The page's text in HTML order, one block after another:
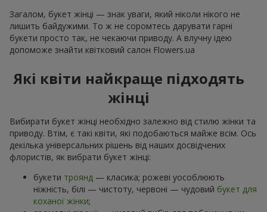
Загалом, букет жінці — знак уваги, який ніколи нікого не
лишить байдужими. То ж не соромтесь дарувати гарні
букети просто так, не чекаючи приводу. А влучну ідею
допоможе знайти квітковий салон Flowers.ua
Які квіти найкраще підходять
жінці
Вибирати букет жінці необхідно залежно від стилю жінки та
приводу. Втім, є такі квіти, які подобаються майже всім. Ось
декілька універсальних рішень від наших досвідчених
флористів, як вибрати букет жінці:
букети троянд — класика; рожеві уособлюють
ніжність, білі — чистоту, червоні — чудовий букет для
коханої жінки;